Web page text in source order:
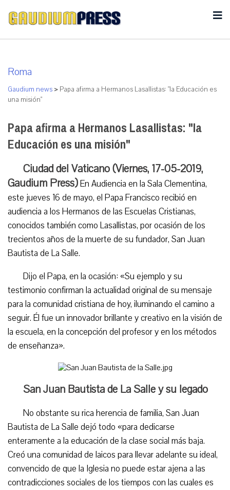
Roma
Gaudium news > Papa afirma a Hermanos Lasallistas: "la Educación es
una misión"
Papa afirma a Hermanos Lasallistas: "la
Educación es una misión"
Ciudad del Vaticano (Viernes, 17-05-2019,
Gaudium Press)En Audiencia en la Sala Clementina,
este jueves 16 de mayo, el Papa Francisco recibió en
audiencia a los Hermanos de las Escuelas Cristianas,
conocidos también como Lasallistas, por ocasión de los
trecientos años de la muerte de su fundador, San Juan
Bautista de La Salle.
Dijo el Papa, en la ocasión: «Su ejemplo y su
testimonio confirman la actualidad original de su mensaje
para la comunidad cristiana de hoy, iluminando el camino a
seguir. Él fue un innovador brillante y creativo en la visión de
la escuela, en la concepción del profesor y en los métodos
de enseñanza».
San Juan Bautista de La Salle y su legado
No obstante su rica herencia de familia, San Juan
Bautista de La Salle dejó todo «para dedicarse
enteramente a la educación de la clase social más baja.
Creó una comunidad de laicos para llevar adelante su ideal,
convencido de que la Iglesia no puede estar ajena a las
contradicciones sociales de los tiempos con las cuales es